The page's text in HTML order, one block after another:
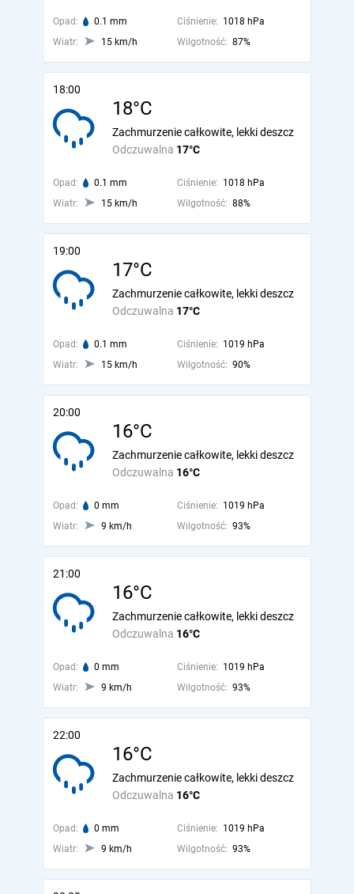
Opad: 0.1 mm Ciśnienie: 1018 hPa
Wiatr:
15 km/h Wilgotność: 87%
18:00
18°C
Odczuwalna 17°C
Zachmurzenie całkowite, lekki deszcz
Opad: 0.1 mm Ciśnienie: 1018 hPa
Wiatr:
15 km/h Wilgotność: 88%
19:00
17°C
Odczuwalna 17°C
Zachmurzenie całkowite, lekki deszcz
Opad: 0.1 mm Ciśnienie: 1019 hPa
Wiatr:
15 km/h Wilgotność: 90%
20:00
16°C
Odczuwalna 16°C
Zachmurzenie całkowite, lekki deszcz
Opad: 0 mm Ciśnienie: 1019 hPa
Wiatr:
9 km/h Wilgotność: 93%
21:00
16°C
Odczuwalna 16°C
Zachmurzenie całkowite, lekki deszcz
Opad: 0 mm Ciśnienie: 1019 hPa
Wiatr:
9 km/h Wilgotność: 93%
22:00
16°C
Odczuwalna 16°C
Zachmurzenie całkowite, lekki deszcz
Opad: 0 mm Ciśnienie: 1019 hPa
Wiatr:
9 km/h Wilgotność: 93%